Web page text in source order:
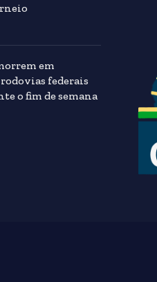
em
federais
o fim de semana